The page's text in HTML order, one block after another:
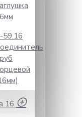
59.16
16